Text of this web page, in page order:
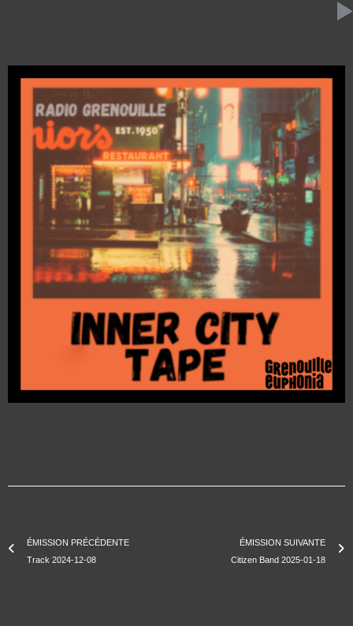
ÉMISSION PRÉCÉDENTE
Track 2024-12-08
ÉMISSION SUIVANTE
Citizen Band 2025-01-18